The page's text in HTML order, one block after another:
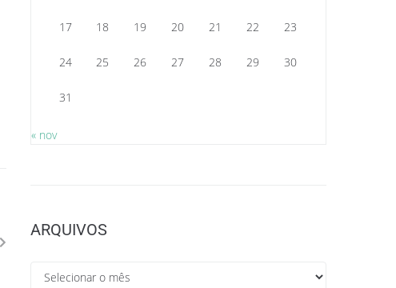
17 18 19 20 21 22 23
24 25 26 27 28 29 30
31
« nov
ARQUIVOS